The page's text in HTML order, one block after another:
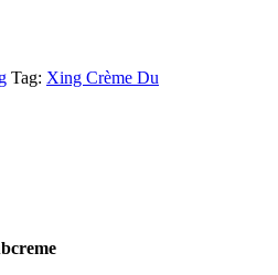
Tag: Xing Crème Du